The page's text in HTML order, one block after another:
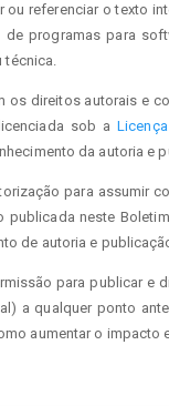
ou referenciar o texto
de programas para
técnica.
os direitos autorais e
sob a
da autoria e
para assumir
publicada neste
de autoria e
para publicar e
a qualquer ponto
aumentar o impacto